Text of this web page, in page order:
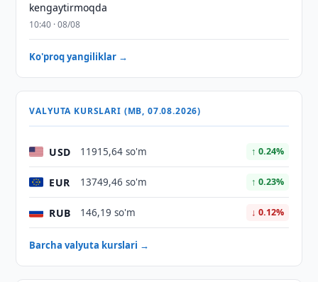
kengaytirmoqda
10:40 · 08/08
Ko'proq yangiliklar →
VALYUTA KURSLARI (MB, 07.08.2026)
USD 11915,64 so'm ↑ 0.24%
EUR 13749,46 so'm ↑ 0.23%
RUB 146,19 so'm ↓ 0.12%
Barcha valyuta kurslari →